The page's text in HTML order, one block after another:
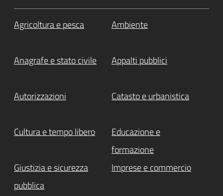
Agricoltura e pesca Ambiente
Anagrafe e stato civile Appalti pubblici
Autorizzazioni Catasto e urbanistica
Cultura e tempo libero
Educazione e
formazione
Giustizia e sicurezza
pubblica
Imprese e commercio